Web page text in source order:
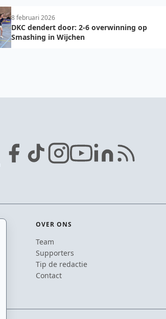
8 februari 2026
DKC dendert door: 2-6 overwinning op
Smashing in Wijchen
OVER ONS
Team
Supporters
Tip de redactie
Contact